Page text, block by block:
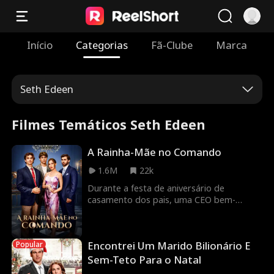
Início Categorias Fã-Clube Marca
Seth Edeen
Filmes Temáticos Seth Edeen
A Rainha-Mãe no Comando
1.6M
22k
Durante a festa de aniversário de
casamento dos pais, uma CEO bem-
família!
Popular
Encontrei Um Marido Bilionário E
Sem-Teto Para o Natal